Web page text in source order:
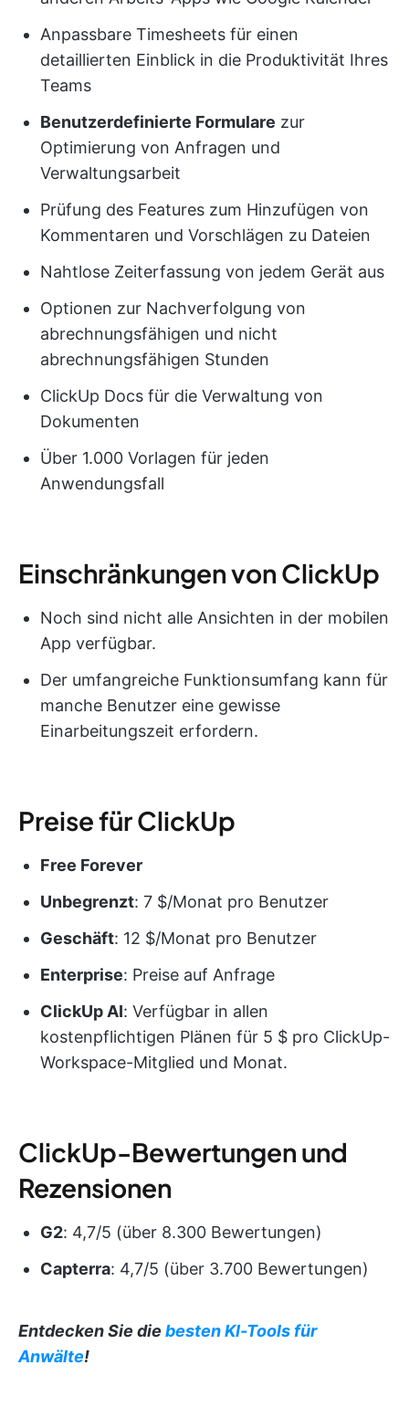
Anpassbare Timesheets für einen
detaillierten Einblick in die Produktivität Ihres
Teams
Benutzerdefinierte Formulare zur
Optimierung von Anfragen und
Verwaltungsarbeit
Prüfung des Features zum Hinzufügen von
Kommentaren und Vorschlägen zu Dateien
Nahtlose Zeiterfassung von jedem Gerät aus
Optionen zur Nachverfolgung von
abrechnungsfähigen und nicht
abrechnungsfähigen Stunden
ClickUp Docs für die Verwaltung von
Dokumenten
Über 1.000 Vorlagen für jeden
Anwendungsfall
Einschränkungen von ClickUp
Noch sind nicht alle Ansichten in der mobilen
App verfügbar.
Der umfangreiche Funktionsumfang kann für
manche Benutzer eine gewisse
Einarbeitungszeit erfordern.
Preise für ClickUp
Free Forever
Unbegrenzt: 7 $/Monat pro Benutzer
Geschäft: 12 $/Monat pro Benutzer
Enterprise: Preise auf Anfrage
ClickUp AI: Verfügbar in allen
kostenpflichtigen Plänen für 5 $ pro ClickUp-
Workspace-Mitglied und Monat.
ClickUp-Bewertungen und
Rezensionen
G2: 4,7/5 (über 8.300 Bewertungen)
Capterra: 4,7/5 (über 3.700 Bewertungen)
Entdecken Sie die besten KI-Tools für
Anwälte!